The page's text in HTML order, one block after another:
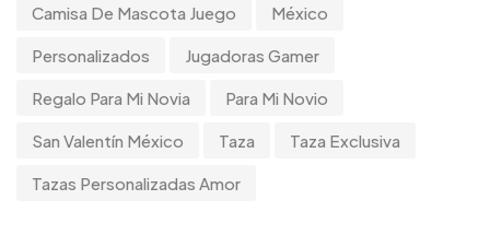
Camisa De Mascota Juego México
Personalizados Jugadoras Gamer
Regalo Para Mi Novia Para Mi Novio
San Valentín México Taza Taza Exclusiva
Tazas Personalizadas Amor